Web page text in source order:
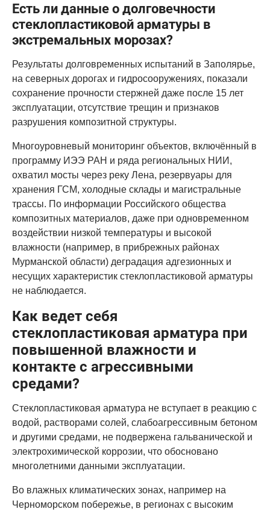
Есть ли данные о долговечности
стеклопластиковой арматуры в
экстремальных морозах?
Результаты долговременных испытаний в Заполярье,
на северных дорогах и гидросооружениях, показали
сохранение прочности стержней даже после 15 лет
эксплуатации, отсутствие трещин и признаков
разрушения композитной структуры.
Многоуровневый мониторинг объектов, включённый в
программу ИЭЭ РАН и ряда региональных НИИ,
охватил мосты через реку Лена, резервуары для
хранения ГСМ, холодные склады и магистральные
трассы. По информации Российского общества
композитных материалов, даже при одновременном
воздействии низкой температуры и высокой
влажности (например, в прибрежных районах
Мурманской области) деградация адгезионных и
несущих характеристик стеклопластиковой арматуры
не наблюдается.
Как ведет себя
стеклопластиковая арматура при
повышенной влажности и
контакте с агрессивными
средами?
Стеклопластиковая арматура не вступает в реакцию с
водой, растворами солей, слабоагрессивным бетоном
и другими средами, не подвержена гальванической и
электрохимической коррозии, что обосновано
многолетними данными эксплуатации.
Во влажных климатических зонах, например на
Черноморском побережье, в регионах с высоким